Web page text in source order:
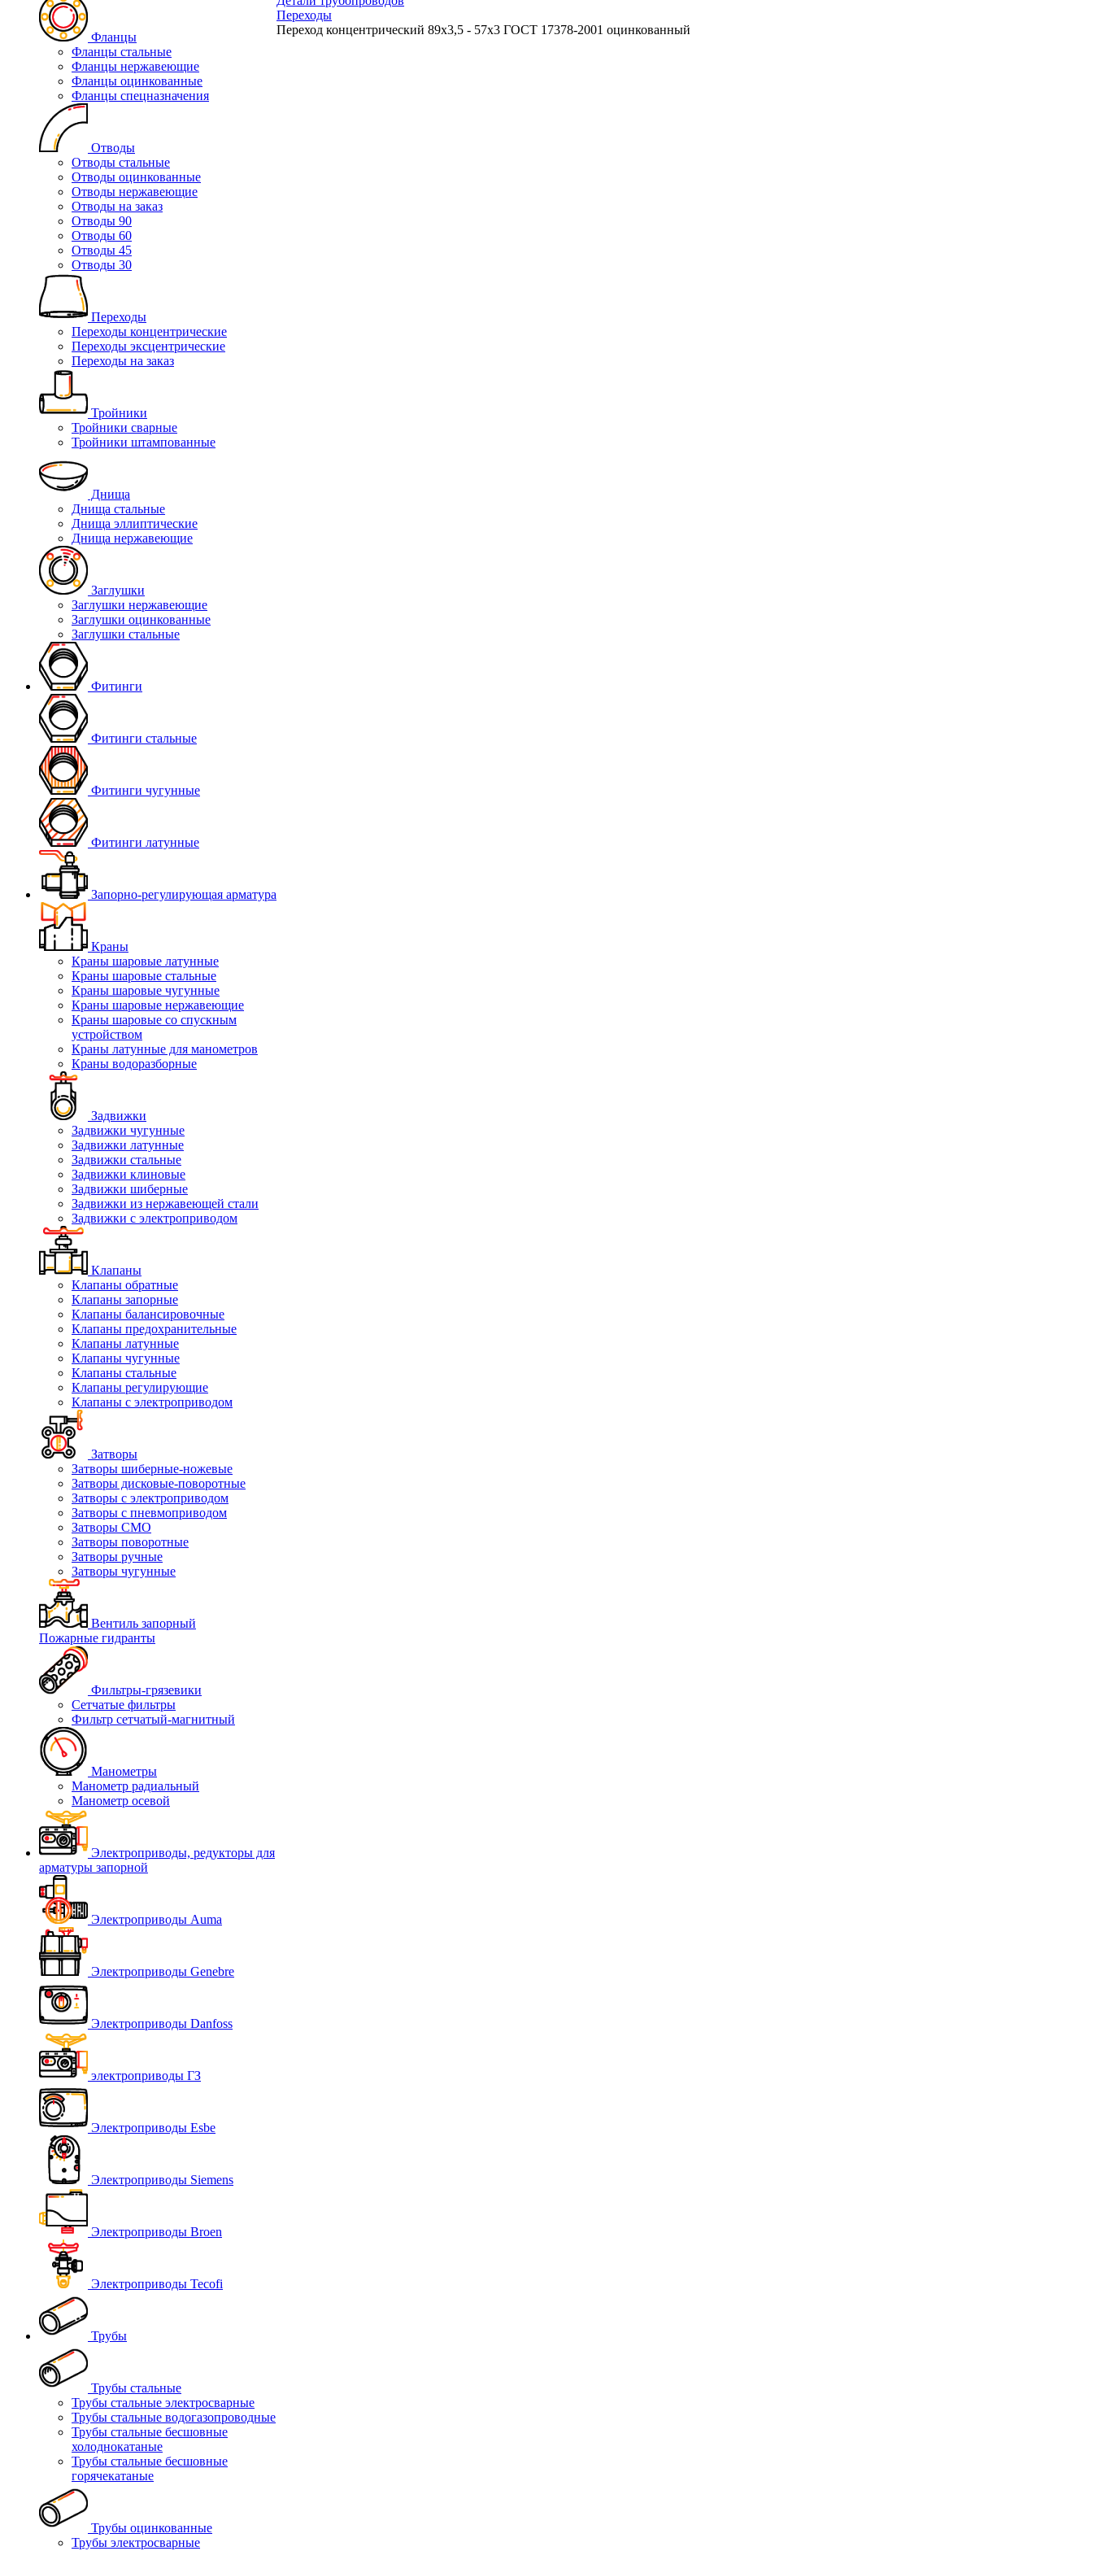
Фланцы
Фланцы стальные
Фланцы нержавеющие
Фланцы оцинкованные
Фланцы спецназначения
Отводы
Отводы стальные
Отводы оцинкованные
Отводы нержавеющие
Отводы на заказ
Отводы 90
Отводы 60
Отводы 45
Отводы 30
Переходы
Переходы концентрические
Переходы эксцентрические
Переходы на заказ
Тройники
Тройники сварные
Тройники штампованные
Днища
Днища стальные
Днища эллиптические
Днища нержавеющие
Заглушки
Заглушки нержавеющие
Заглушки оцинкованные
Заглушки стальные
Фитинги
Фитинги стальные
Фитинги чугунные
Фитинги латунные
Запорно-регулирующая арматура
Краны
Краны шаровые латунные
Краны шаровые стальные
Краны шаровые чугунные
Краны шаровые нержавеющие
Краны шаровые со спускным
устройством
Краны латунные для манометров
Краны водоразборные
Задвижки
Задвижки чугунные
Задвижки латунные
Задвижки стальные
Задвижки клиновые
Задвижки шиберные
Задвижки из нержавеющей стали
Задвижки с электроприводом
Клапаны
Клапаны обратные
Клапаны запорные
Клапаны балансировочные
Клапаны предохранительные
Клапаны латунные
Клапаны чугунные
Клапаны стальные
Клапаны регулирующие
Клапаны с электроприводом
Затворы
Затворы шиберные-ножевые
Затворы дисковые-поворотные
Затворы с электроприводом
Затворы с пневмоприводом
Затворы СМО
Затворы поворотные
Затворы ручные
Затворы чугунные
Вентиль запорный
Пожарные гидранты
Фильтры-грязевики
Сетчатые фильтры
Фильтр сетчатый-магнитный
Манометры
Манометр радиальный
Манометр осевой
Электроприводы, редукторы для
арматуры запорной
Электроприводы Auma
Электроприводы Genebre
Электроприводы Danfoss
электроприводы ГЗ
Электроприводы Esbe
Электроприводы Siemens
Электроприводы Broen
Электроприводы Tecofi
Трубы
Трубы стальные
Трубы стальные электросварные
Трубы стальные водогазопроводные
Трубы стальные бесшовные
холоднокатаные
Трубы стальные бесшовные
горячекатаные
Трубы оцинкованные
Трубы электросварные
Переходы
Переход концентрический 89х3,5 - 57х3 ГОСТ 17378-2001 оцинкованный